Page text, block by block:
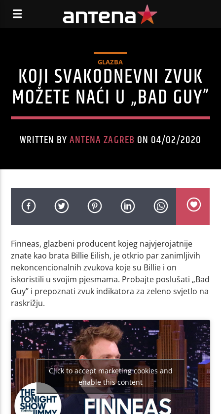
GLAZBA
KOJI SVAKODNEVNI ZVUK
MOŽETE NAĆI U „BAD GUY”
WRITTEN BYANTENA ZAGREB ON 04/02/2020
Finneas, glazbeni producent kojeg najvjerojatnije
znate kao brata Billie Eilish, je otkrio par zanimljivih
nekoncencionalnih zvukova koje su Billie i on
iskoristili u svojim pjesmama. Probajte poslušati „Bad
Guy” i prepoznati zvuk indikatora za zeleno svjetlo na
raskrižju.
Click to accept marketing cookies and
enable this content